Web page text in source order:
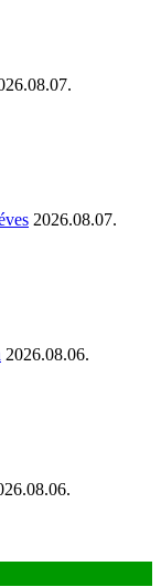
2026.08.07.
2026.08.06.